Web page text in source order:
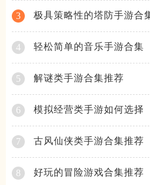
3 极具策略性的塔防手游合
4 轻松简单的音乐手游合集
5 解谜类手游合集推荐
6 模拟经营类手游如何选择
7 古风仙侠类手游合集推荐
8 好玩的冒险游戏合集推荐